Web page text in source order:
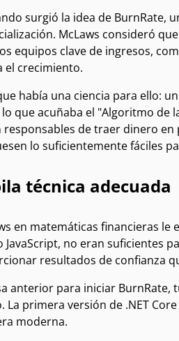
surgió la idea de BurnRate,
McLaws consideró
equipos clave de ingresos,
el crecimiento.
había una ciencia para ello:
que acuñaba el "Algoritmo de
de traer dinero
lo suficientemente fáciles
técnica adecuada
en matemáticas financieras
no eran suficientes
resultados de confianza
anterior para iniciar
La primera versión de .NET
moderna.